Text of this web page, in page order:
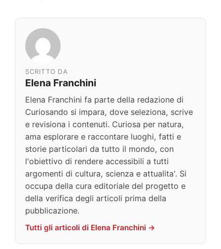
SCRITTO DA
Elena Franchini
Elena Franchini fa parte della redazione di
Curiosando si impara, dove seleziona, scrive
e revisiona i contenuti. Curiosa per natura,
ama esplorare e raccontare luoghi, fatti e
storie particolari da tutto il mondo, con
l'obiettivo di rendere accessibili a tutti
argomenti di cultura, scienza e attualita'. Si
occupa della cura editoriale del progetto e
della verifica degli articoli prima della
pubblicazione.
Tutti gli articoli di Elena Franchini →